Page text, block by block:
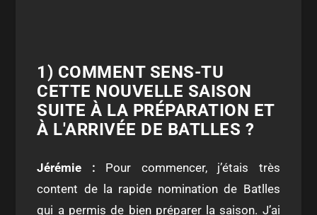
1) COMMENT SENS-TU
CETTE NOUVELLE SAISON
SUITE À LA PRÉPARATION ET
À L'ARRIVÉE DE BATLLES ?
Jérémie : Pour commencer, j’étais très
content de la rapide nomination de Batlles
qui a permis de bien préparer la saison. J’ai